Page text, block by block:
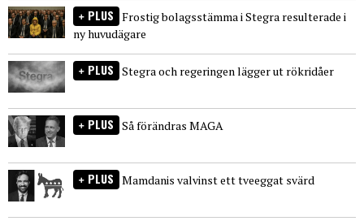
PLUS Frostig bolagsstämma i Stegra resulterade i
ny huvudägare
PLUS Stegra och regeringen lägger ut rökridåer
PLUS Så förändras MAGA
PLUS Mamdanis valvinst ett tveeggat svärd